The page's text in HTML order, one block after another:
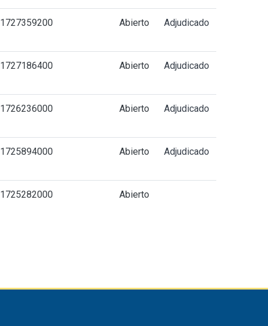
1727359200 Abierto Adjudicado
1727186400 Abierto Adjudicado
1726236000 Abierto Adjudicado
1725894000 Abierto Adjudicado
1725282000 Abierto